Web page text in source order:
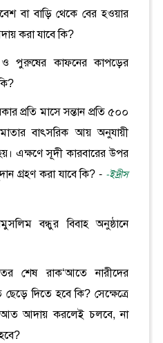
বা বাড়ি থেকে বের হওয়ার
করা যাবে কি?
ও পুরুষের কাফনের কাপড়ের
প্রতি মাসে সন্তান প্রতি ৫০০
বাৎসরিক আয় অনুযায়ী
এক্ষণে সূদী কারবারের উপর
গ্রহণ করা যাবে কি? - -ইদ্রীস
বন্ধুর বিবাহ অনুষ্ঠানে
শেষ রাক‘আতে নারীদের
ছেড়ে দিতে হবে কি? সেক্ষেত্রে
আদায় করলেই চলবে, না